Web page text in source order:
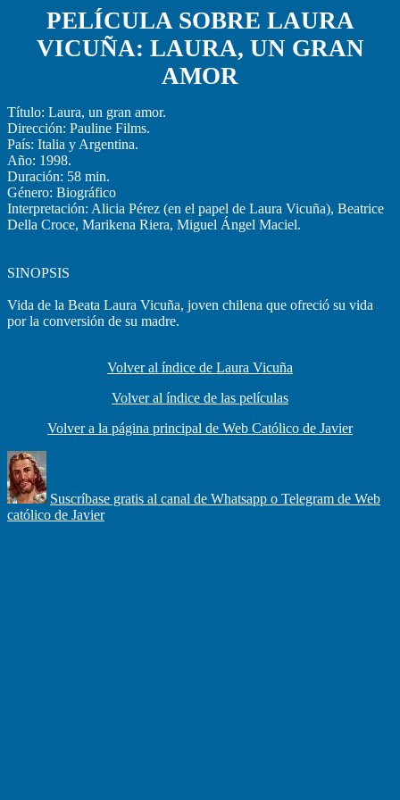
PELÍCULA SOBRE LAURA
VICUÑA: LAURA, UN GRAN
AMOR
Título: Laura, un gran amor.
Dirección: Pauline Films.
País: Italia y Argentina.
Año: 1998.
Duración: 58 min.
Género: Biográfico
Interpretación: Alicia Pérez (en el papel de Laura Vicuña), Beatrice
Della Croce, Marikena Riera, Miguel Ángel Maciel.
SINOPSIS
Vida de la Beata Laura Vicuña, joven chilena que ofreció su vida
por la conversión de su madre.
Volver al índice de Laura Vicuña
Volver al índice de las películas
Volver a la página principal de Web Católico de Javier
Suscríbase gratis al canal de Whatsapp o Telegram de Web
católico de Javier